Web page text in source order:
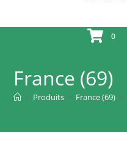
0
France (69)
> Produits > France (69) >